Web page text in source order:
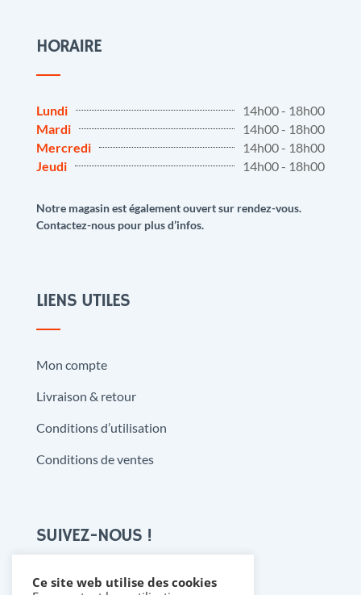
HORAIRE
Lundi
14h00 - 18h00
Mardi
14h00 - 18h00
Mercredi
14h00 - 18h00
Jeudi
14h00 - 18h00
Notre magasin est également ouvert sur rendez-vous.
Contactez-nous pour plus d’infos.
LIENS UTILES
Mon compte
Livraison & retour
Conditions d’utilisation
Conditions de ventes
SUIVEZ-NOUS !
Ce site web utilise des cookies